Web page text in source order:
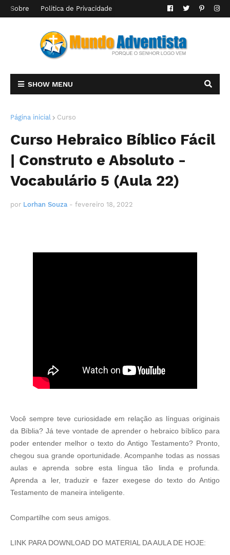
Sobre Politica de Privacidade
SHOW MENU
Página inicial Curso
Curso Hebraico Bíblico Fácil
| Construto e Absoluto -
Vocabulário 5 (Aula 22)
por Lorhan Souza - fevereiro 18, 2022
Você sempre teve curiosidade em relação as línguas originais
da Bíblia? Já teve vontade de aprender o hebraico bíblico para
poder entender melhor o texto do Antigo Testamento? Pronto,
chegou sua grande oportunidade. Acompanhe todas as nossas
aulas e aprenda sobre esta língua tão linda e profunda.
Aprenda a ler, traduzir e fazer exegese do texto do Antigo
Testamento de maneira inteligente.
Compartilhe com seus amigos.
LINK PARA DOWNLOAD DO MATERIAL DA AULA DE HOJE: